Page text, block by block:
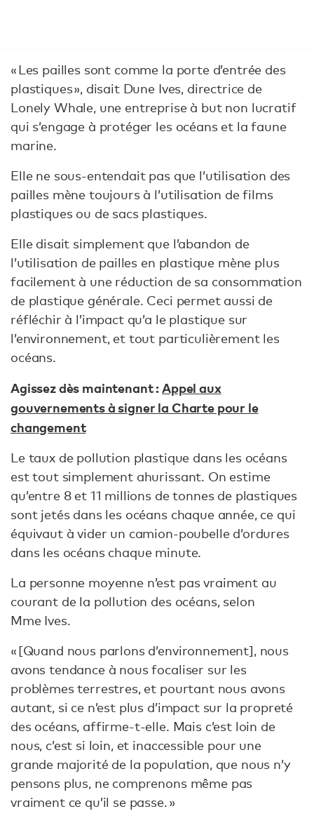
« Les pailles sont comme la porte d’entrée des
plastiques », disait Dune Ives, directrice de
Lonely Whale, une entreprise à but non lucratif
qui s’engage à protéger les océans et la faune
marine.
Elle ne sous-entendait pas que l’utilisation des
pailles mène toujours à l’utilisation de films
plastiques ou de sacs plastiques.
Elle disait simplement que l’abandon de
l’utilisation de pailles en plastique mène plus
facilement à une réduction de sa consommation
de plastique générale. Ceci permet aussi de
réfléchir à l’impact qu’a le plastique sur
l’environnement, et tout particulièrement les
océans.
Agissez dès maintenant :Appel aux
gouvernements à signer la Charte pour le
changement
Le taux de pollution plastique dans les océans
est tout simplement ahurissant. On estime
qu’entre 8 et 11 millions de tonnes de plastiques
sont jetés dans les océans chaque année, ce qui
équivaut à vider un camion-poubelle d’ordures
dans les océans chaque minute.
La personne moyenne n’est pas vraiment au
courant de la pollution des océans, selon
Mme Ives.
« [Quand nous parlons d’environnement], nous
avons tendance à nous focaliser sur les
problèmes terrestres, et pourtant nous avons
autant, si ce n’est plus d’impact sur la propreté
des océans, affirme-t-elle. Mais c’est loin de
nous, c’est si loin, et inaccessible pour une
grande majorité de la population, que nous n’y
pensons plus, ne comprenons même pas
vraiment ce qu’il se passe. »